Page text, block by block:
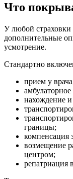
Что
У любой страховки
дополнительные
усмотрение.
Стандартно
прием у
амбулаторное
нахождение
границы;
компенсация
возмещение
центром;
репатриация